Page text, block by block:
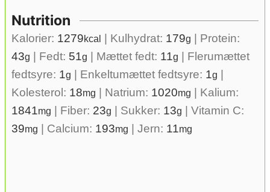
Nutrition
Kalorier: 1279kcal | Kulhydrat: 179g | Protein:
43g | Fedt: 51g | Mættet fedt: 11g | Flerumættet
fedtsyre: 1g | Enkeltumættet fedtsyre: 1g |
Kolesterol: 18mg | Natrium: 1020mg | Kalium:
1841mg | Fiber: 23g | Sukker: 13g | Vitamin C:
39mg | Calcium: 193mg | Jern: 11mg